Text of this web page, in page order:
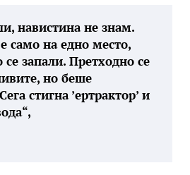
навистина не знам.
само на едно место,
запали. Претходно се
но беше
стигна ’ертрактор’ и